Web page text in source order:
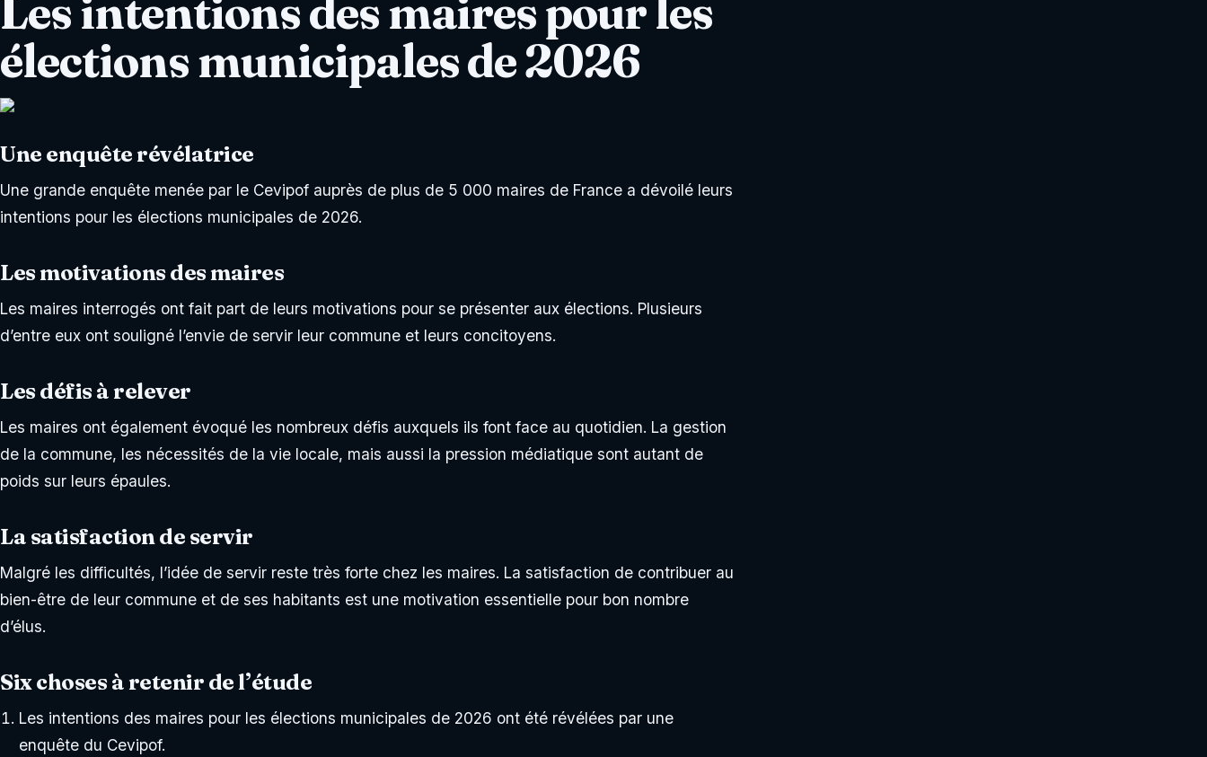
Les intentions des maires pour les
élections municipales de 2026
Une enquête révélatrice
Une grande enquête menée par le Cevipof auprès de plus de 5 000 maires de France a dévoilé leurs
intentions pour les élections municipales de 2026.
Les motivations des maires
Les maires interrogés ont fait part de leurs motivations pour se présenter aux élections. Plusieurs
d’entre eux ont souligné l’envie de servir leur commune et leurs concitoyens.
Les défis à relever
Les maires ont également évoqué les nombreux défis auxquels ils font face au quotidien. La gestion
de la commune, les nécessités de la vie locale, mais aussi la pression médiatique sont autant de
poids sur leurs épaules.
La satisfaction de servir
Malgré les difficultés, l’idée de servir reste très forte chez les maires. La satisfaction de contribuer au
bien-être de leur commune et de ses habitants est une motivation essentielle pour bon nombre
d’élus.
Six choses à retenir de l’étude
Les intentions des maires pour les élections municipales de 2026 ont été révélées par une
enquête du Cevipof.